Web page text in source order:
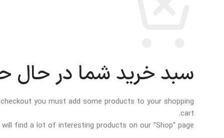
سبد خرید شما در حال
you must add some products to your shopping
cart.
will find a lot of interesting products on our "Shop" page.